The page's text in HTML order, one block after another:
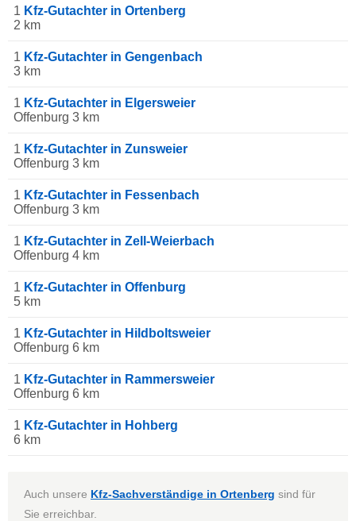
1 Kfz-Gutachter in Ortenberg
2 km
1 Kfz-Gutachter in Gengenbach
3 km
1 Kfz-Gutachter in Elgersweier
Offenburg 3 km
1 Kfz-Gutachter in Zunsweier
Offenburg 3 km
1 Kfz-Gutachter in Fessenbach
Offenburg 3 km
1 Kfz-Gutachter in Zell-Weierbach
Offenburg 4 km
1 Kfz-Gutachter in Offenburg
5 km
1 Kfz-Gutachter in Hildboltsweier
Offenburg 6 km
1 Kfz-Gutachter in Rammersweier
Offenburg 6 km
1 Kfz-Gutachter in Hohberg
6 km
Auch unsere Kfz-Sachverständige in Ortenberg sind für
Sie erreichbar.